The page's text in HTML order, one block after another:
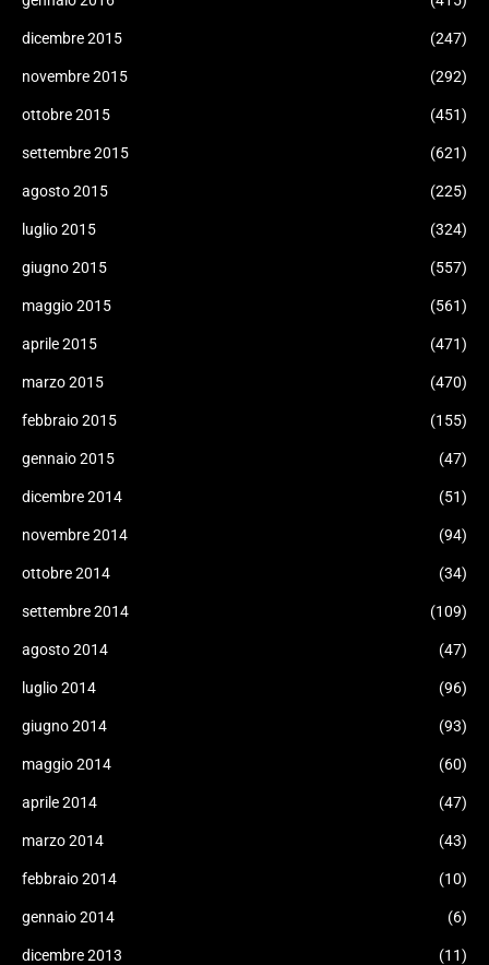
dicembre 2015 (247)
novembre 2015 (292)
ottobre 2015 (451)
settembre 2015 (621)
agosto 2015 (225)
luglio 2015 (324)
giugno 2015 (557)
maggio 2015 (561)
aprile 2015 (471)
marzo 2015 (470)
febbraio 2015 (155)
gennaio 2015 (47)
dicembre 2014 (51)
novembre 2014 (94)
ottobre 2014 (34)
settembre 2014 (109)
agosto 2014 (47)
luglio 2014 (96)
giugno 2014 (93)
maggio 2014 (60)
aprile 2014 (47)
marzo 2014 (43)
febbraio 2014 (10)
gennaio 2014 (6)
dicembre 2013 (11)